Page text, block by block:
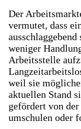
Der
vermutet, dass
weniger
Arbeitsstelle
weil sie
aktuellen Stand
gefördert von
umschulen oder